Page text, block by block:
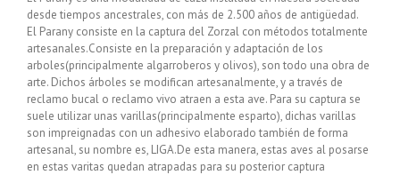
desde tiempos ancestrales, con más de 2.500 años de antigüedad.
El Parany consiste en la captura del Zorzal con métodos totalmente
artesanales.Consiste en la preparación y adaptación de los
arboles(principalmente algarroberos y olivos), son todo una obra de
arte. Dichos árboles se modifican artesanalmente, y a través de
reclamo bucal o reclamo vivo atraen a esta ave. Para su captura se
suele utilizar unas varillas(principalmente esparto), dichas varillas
son impreignadas con un adhesivo elaborado también de forma
artesanal, su nombre es, LIGA.De esta manera, estas aves al posarse
en estas varitas quedan atrapadas para su posterior captura